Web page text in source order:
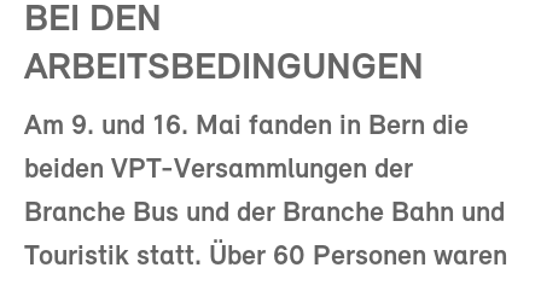
BEI DEN
ARBEITSBEDINGUNGEN
Am 9. und 16. Mai fanden in Bern die
beiden VPT-Versammlungen der
Branche Bus und der Branche Bahn und
Touristik statt. Über 60 Personen waren